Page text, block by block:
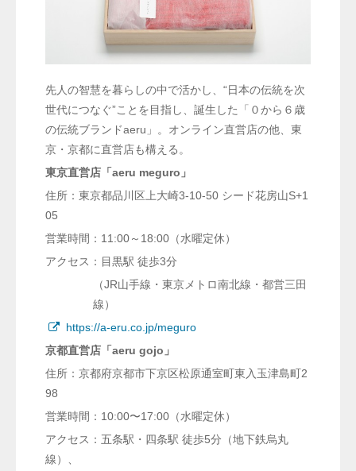
先人の智慧を暮らしの中で活かし、“日本の伝統を次
世代につなぐ”ことを目指し、誕生した「０から６歳
の伝統ブランドaeru」。オンライン直営店の他、東
京・京都に直営店も構える。
東京直営店「aeru meguro」
住所：東京都品川区上大崎3-10-50 シード花房山S+1
05
営業時間：11:00～18:00（水曜定休）
アクセス：目黒駅 徒歩3分
（JR山手線・東京メトロ南北線・都営三田
線）
https://a-eru.co.jp/meguro
京都直営店「aeru gojo」
住所：京都府京都市下京区松原通室町東入玉津島町2
98
営業時間：10:00〜17:00（水曜定休）
アクセス：五条駅・四条駅 徒歩5分（地下鉄烏丸
線）、